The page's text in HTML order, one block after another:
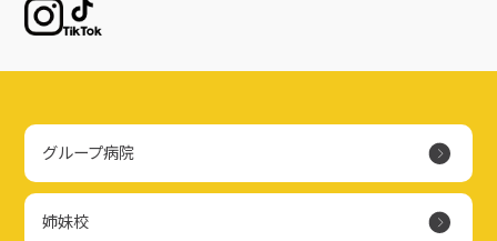
Instagram
グループ病院
姉妹校